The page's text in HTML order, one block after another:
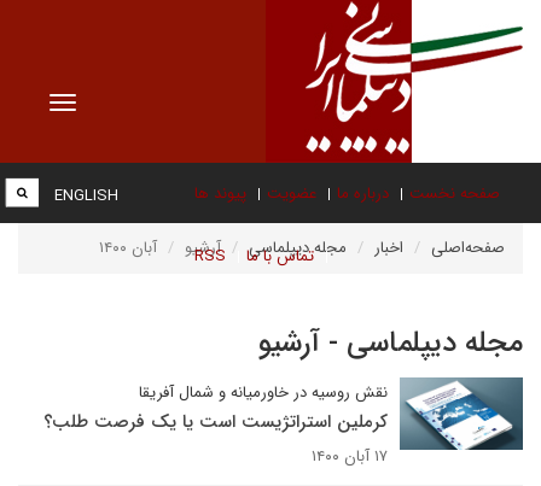
Toggle
صفحه نخست درباره ما عضویت پیوند ها
تماس با ما RSS
ENGLISH
صفحه‌اصلی اخبار مجله دیپلماسی آرشیو آبان ۱۴۰۰
مجله دیپلماسی - آرشیو
نقش روسیه در خاورمیانه و شمال آفریقا
کرملین استراتژیست است یا یک فرصت طلب؟
۱۷ آبان ۱۴۰۰